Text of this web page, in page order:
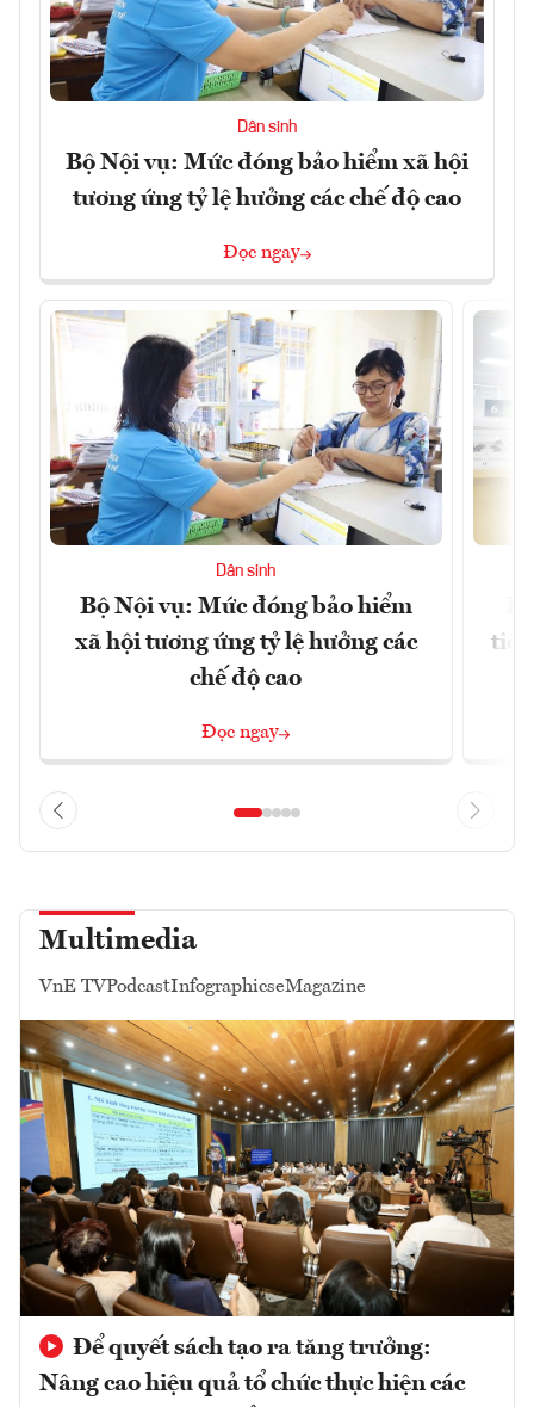
Dân sinh
Bộ Nội vụ: Mức đóng bảo hiểm xã hội
tương ứng tỷ lệ hưởng các chế độ cao
Đọc ngay
Dân sinh
Bộ Nội vụ: Mức đóng bảo hiểm
xã hội tương ứng tỷ lệ hưởng các
chế độ cao
Đọc ngay
Multimedia
VnE TVPodcastInfographicseMagazine
Để quyết sách tạo ra tăng trưởng:
Nâng cao hiệu quả tổ chức thực hiện các